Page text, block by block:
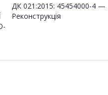
ДК 021:2015: 45454000-4 —
Реконструкція